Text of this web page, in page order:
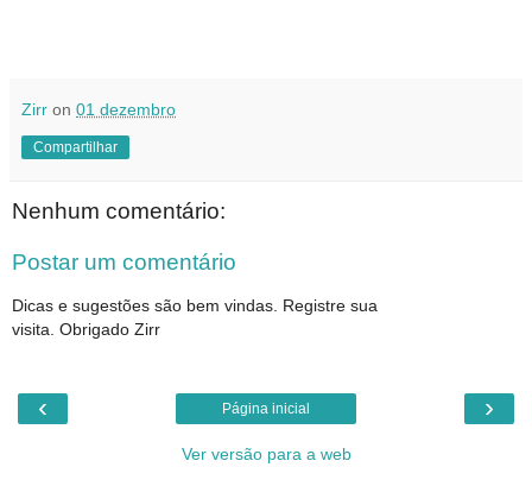
Zirr on 01 dezembro
Compartilhar
Nenhum comentário:
Postar um comentário
Dicas e sugestões são bem vindas. Registre sua
visita. Obrigado Zirr
‹ ›
Página inicial
Ver versão para a web